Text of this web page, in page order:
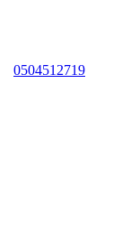
0504512719